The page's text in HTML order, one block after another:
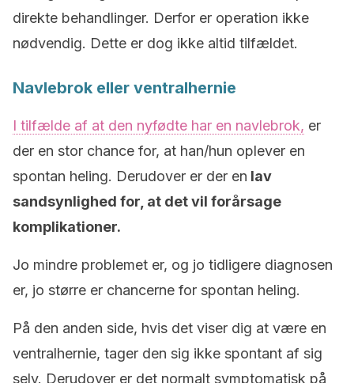
direkte behandlinger. Derfor er operation ikke
nødvendig. Dette er dog ikke altid tilfældet.
Navlebrok eller ventralhernie
I tilfælde af at den nyfødte har en navlebrok, er
der en stor chance for, at han/hun oplever en
spontan heling. Derudover er der en lav
sandsynlighed for, at det vil forårsage
komplikationer.
Jo mindre problemet er, og jo tidligere diagnosen
er, jo større er chancerne for spontan heling.
På den anden side, hvis det viser dig at være en
ventralhernie, tager den sig ikke spontant af sig
selv. Derudover er det normalt symptomatisk på